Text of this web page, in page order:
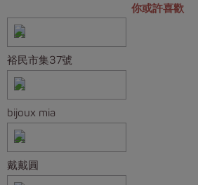
你或許喜歡
裕民市集37號
bijoux mia
戴戴圓